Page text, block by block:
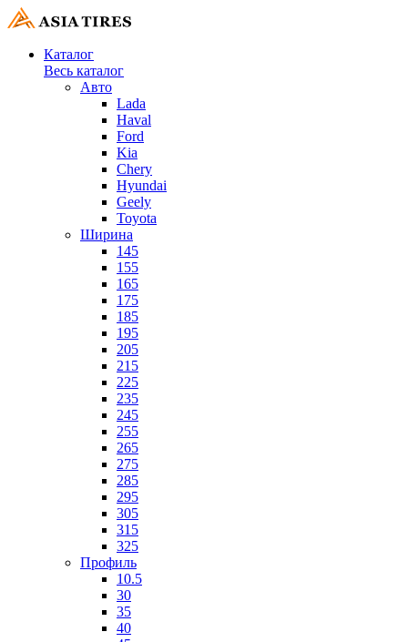
Каталог
Весь каталог
Авто
Lada
Haval
Ford
Kia
Chery
Hyundai
Geely
Toyota
Ширина
145
155
165
175
185
195
205
215
225
235
245
255
265
275
285
295
305
315
325
Профиль
10.5
30
35
40